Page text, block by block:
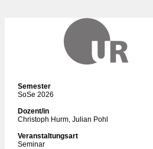
Semester
SoSe 2026
Dozent/in
Christoph Hurm, Julian Pohl
Veranstaltungsart
Seminar